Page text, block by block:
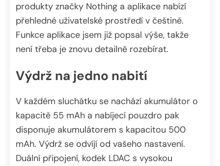
produkty značky Nothing a aplikace nabízí
přehledné uživatelské prostředí v češtině.
Funkce aplikace jsem již popsal výše, takže
není třeba je znovu detailně rozebírat.
Výdrž na jedno nabití
V každém sluchátku se nachází akumulátor o
kapacitě 55 mAh a nabíjecí pouzdro pak
disponuje akumulátorem s kapacitou 500
mAh. Výdrž se odvíjí od vašeho nastavení.
Duální připojení, kodek LDAC s vysokou